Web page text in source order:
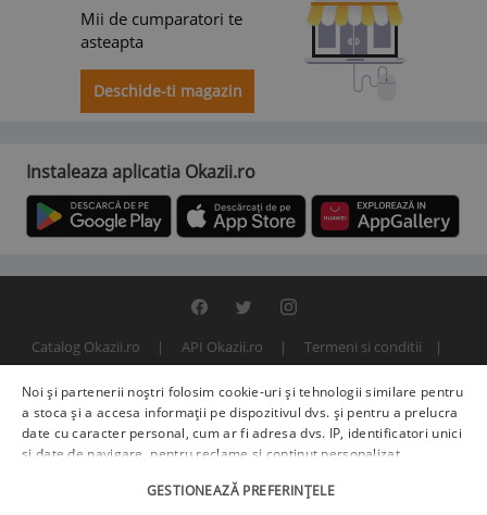
Mii de cumparatori te
asteapta
Deschide-ti magazin
Instaleaza aplicatia Okazii.ro
Catalog Okazii.ro API Okazii.ro
Termeni si conditii
© 2000 - 2026 S.C. BITFACTOR S.R.L.
Noi și partenerii noștri folosim cookie-uri și tehnologii similare pentru
a stoca și a accesa informații pe dispozitivul dvs. și pentru a prelucra
date cu caracter personal, cum ar fi adresa dvs. IP, identificatori unici
și date de navigare, pentru reclame și conținut personalizat,
îmbunătățirea serviciilor.Furnizori terți (225)pot, de asemenea,
GESTIONEAZĂ PREFERINȚELE